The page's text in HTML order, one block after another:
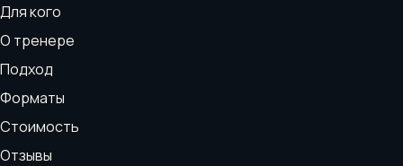
Для кого
О тренере
Подход
Форматы
Стоимость
Отзывы